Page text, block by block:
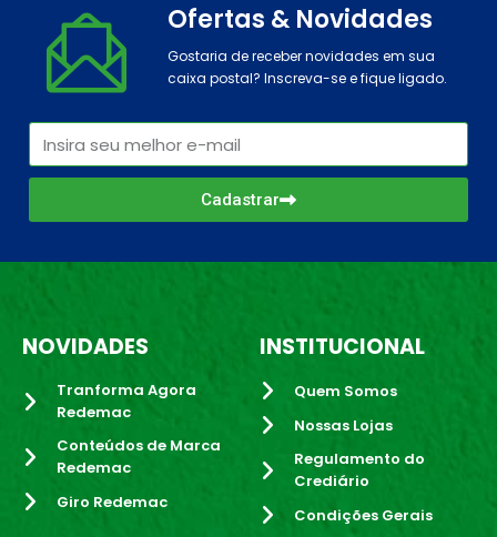
Ofertas & Novidades
Gostaria de receber novidades em sua
caixa postal? Inscreva-se e fique ligado.
Cadastrar
NOVIDADES
Tranforma Agora
Redemac
Conteúdos de Marca
Redemac
Giro Redemac
INSTITUCIONAL
Quem Somos
Nossas Lojas
Regulamento do
Crediário
Condições Gerais